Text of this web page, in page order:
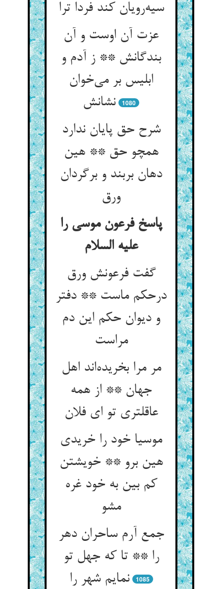
سیه‌رویان کند فردا ترا
عزت آن اوست و آن
بندگانش ** ز آدم و
ابلیس بر می‌خوان
نشانش
1080
شرح حق پایان ندارد
همچو حق ** هین
دهان بربند و برگردان
ورق
پاسخ فرعون موسی را
علیه السلام
گفت فرعونش ورق
درحکم ماست ** دفتر
و دیوان حکم این دم
مراست
مر مرا بخریده‌اند اهل
جهان ** از همه
عاقلتری تو ای فلان
موسیا خود را خریدی
هین برو ** خویشتن
کم بین به خود غره
مشو
جمع آرم ساحران دهر
را ** تا که جهل تو
نمایم شهر را
1085